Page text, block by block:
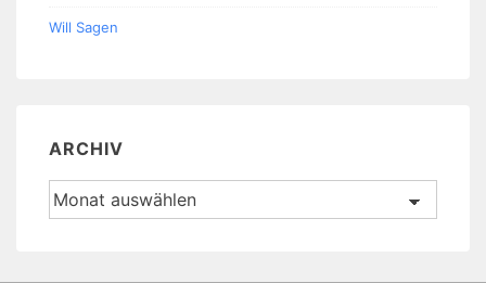
Will Sagen
ARCHIV
Archiv